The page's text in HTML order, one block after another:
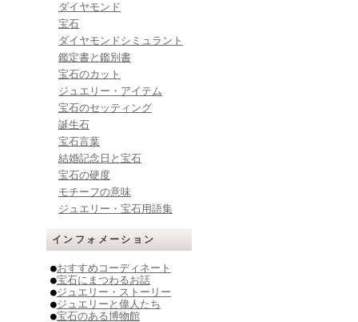
ダイヤモンド
宝石
ダイヤモンドシミュラント
鑑定書と鑑別書
宝石のカット
ジュエリー・アイテム
宝石のセッティング
誕生石
宝石言葉
結婚記念日と宝石
宝石の硬度
モチーフの意味
ジュエリー・宝石用語集
インフォメーション
●おすすめコーディネート
●宝石にまつわるお話
●ジュエリー・ストーリー
●ジュエリーと偉人たち
●宝石のある博物館